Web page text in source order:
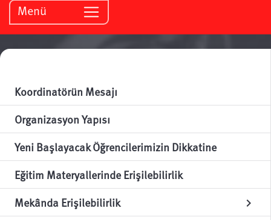
Menü
Koordinatörün Mesajı
Organizasyon Yapısı
Yeni Başlayacak Öğrencilerimizin Dikkatine
Eğitim Materyallerinde Erişilebilirlik
Mekânda Erişilebilirlik
chevron_right